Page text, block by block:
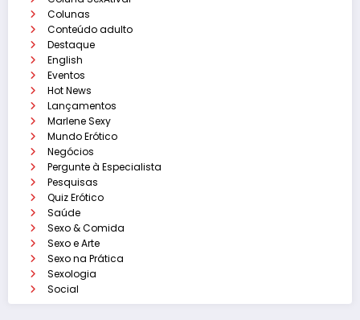
Colunas
Conteúdo adulto
Destaque
English
Eventos
Hot News
Lançamentos
Marlene Sexy
Mundo Erótico
Negócios
Pergunte à Especialista
Pesquisas
Quiz Erótico
Saúde
Sexo & Comida
Sexo e Arte
Sexo na Prática
Sexologia
Social